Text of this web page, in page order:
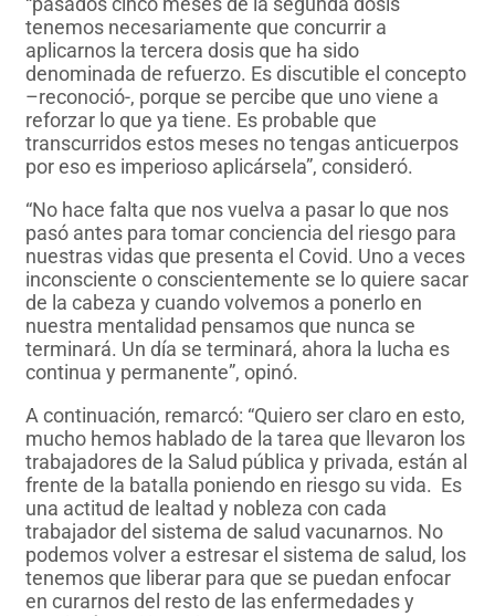
tenemos necesariamente que concurrir a
aplicarnos la tercera dosis que ha sido
denominada de refuerzo. Es discutible el concepto
–reconoció-, porque se percibe que uno viene a
reforzar lo que ya tiene. Es probable que
transcurridos estos meses no tengas anticuerpos
por eso es imperioso aplicársela”, consideró.
“No hace falta que nos vuelva a pasar lo que nos
pasó antes para tomar conciencia del riesgo para
nuestras vidas que presenta el Covid. Uno a veces
inconsciente o conscientemente se lo quiere sacar
de la cabeza y cuando volvemos a ponerlo en
nuestra mentalidad pensamos que nunca se
terminará. Un día se terminará, ahora la lucha es
continua y permanente”, opinó.
A continuación, remarcó: “Quiero ser claro en esto,
mucho hemos hablado de la tarea que llevaron los
trabajadores de la Salud pública y privada, están al
frente de la batalla poniendo en riesgo su vida. Es
una actitud de lealtad y nobleza con cada
trabajador del sistema de salud vacunarnos. No
podemos volver a estresar el sistema de salud, los
tenemos que liberar para que se puedan enfocar
en curarnos del resto de las enfermedades y